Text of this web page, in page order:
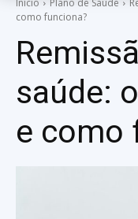
Início Plano de Saúde
como funciona?
saúde:
e como